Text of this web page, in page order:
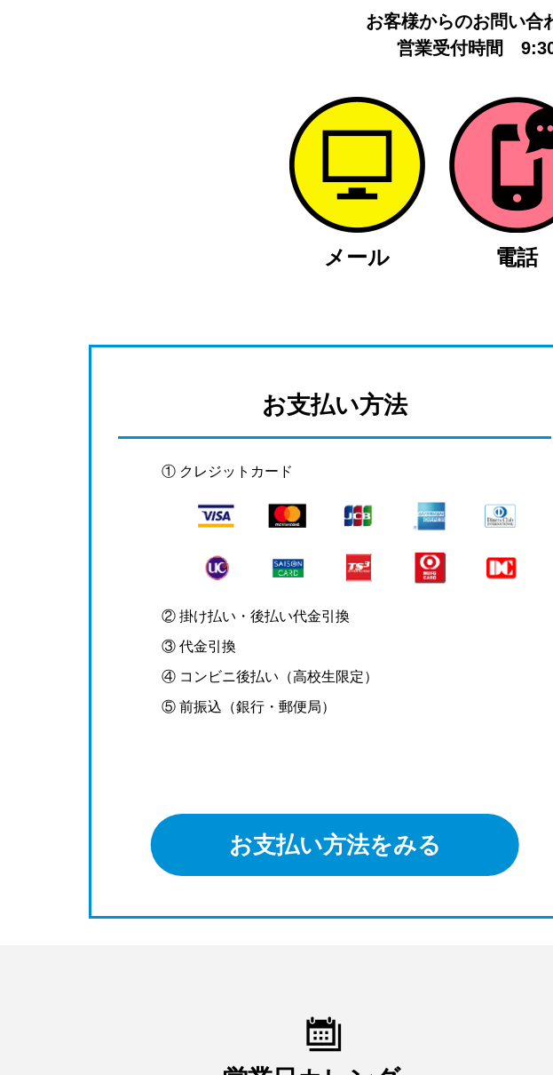
お客様からのお問い合
営業受付時間
メール 電話
お支払い方法
① クレジットカード
② 掛け払い・後払い代金引換
③ 代金引換
④ コンビニ後払い（高校生限定）
⑤ 前振込（銀行・郵便局）
お支払い方法をみる